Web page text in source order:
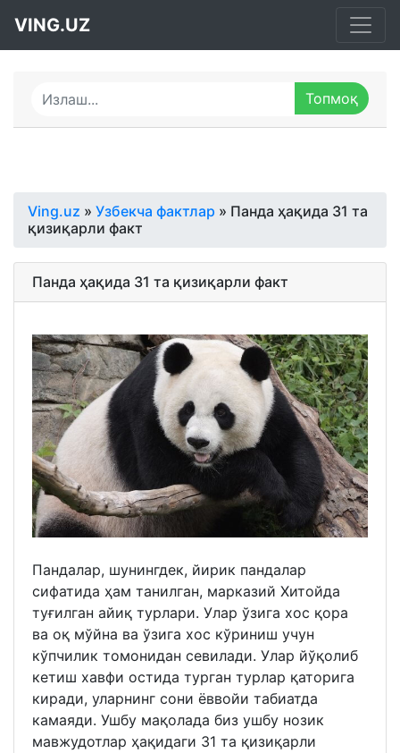
VING.UZ
Ving.uz » Узбекча фактлар » Панда ҳақида 31 та
қизиқарли факт
Панда ҳақида 31 та қизиқарли факт
Пандалар, шунингдек, йирик пандалар
сифатида ҳам танилган, марказий Хитойда
туғилган айиқ турлари. Улар ўзига хос қора
ва оқ мўйна ва ўзига хос кўриниш учун
кўпчилик томонидан севилади. Улар йўқолиб
кетиш хавфи остида турган турлар қаторига
киради, уларнинг сони ёввойи табиатда
камаяди. Ушбу мақолада биз ушбу нозик
мавжудотлар ҳақидаги 31 та қизиқарли